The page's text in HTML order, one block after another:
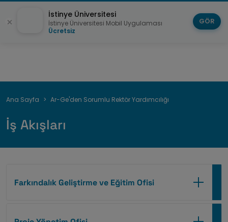
Sayfa
yolu
Ana Sayfa Ar-Ge'den Sorumlu Rektör Yardımcılığı
İş Akışları
Farkındalık Geliştirme ve Eğitim Ofisi
İstinye Üniversitesi
İstinye Üniversitesi Mobil Uygulaması
Ücretsiz
GÖR